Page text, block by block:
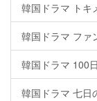
韓国ドラマ ト
韓国ドラマ ファ
韓国ドラマ 100
韓国ドラマ 七日